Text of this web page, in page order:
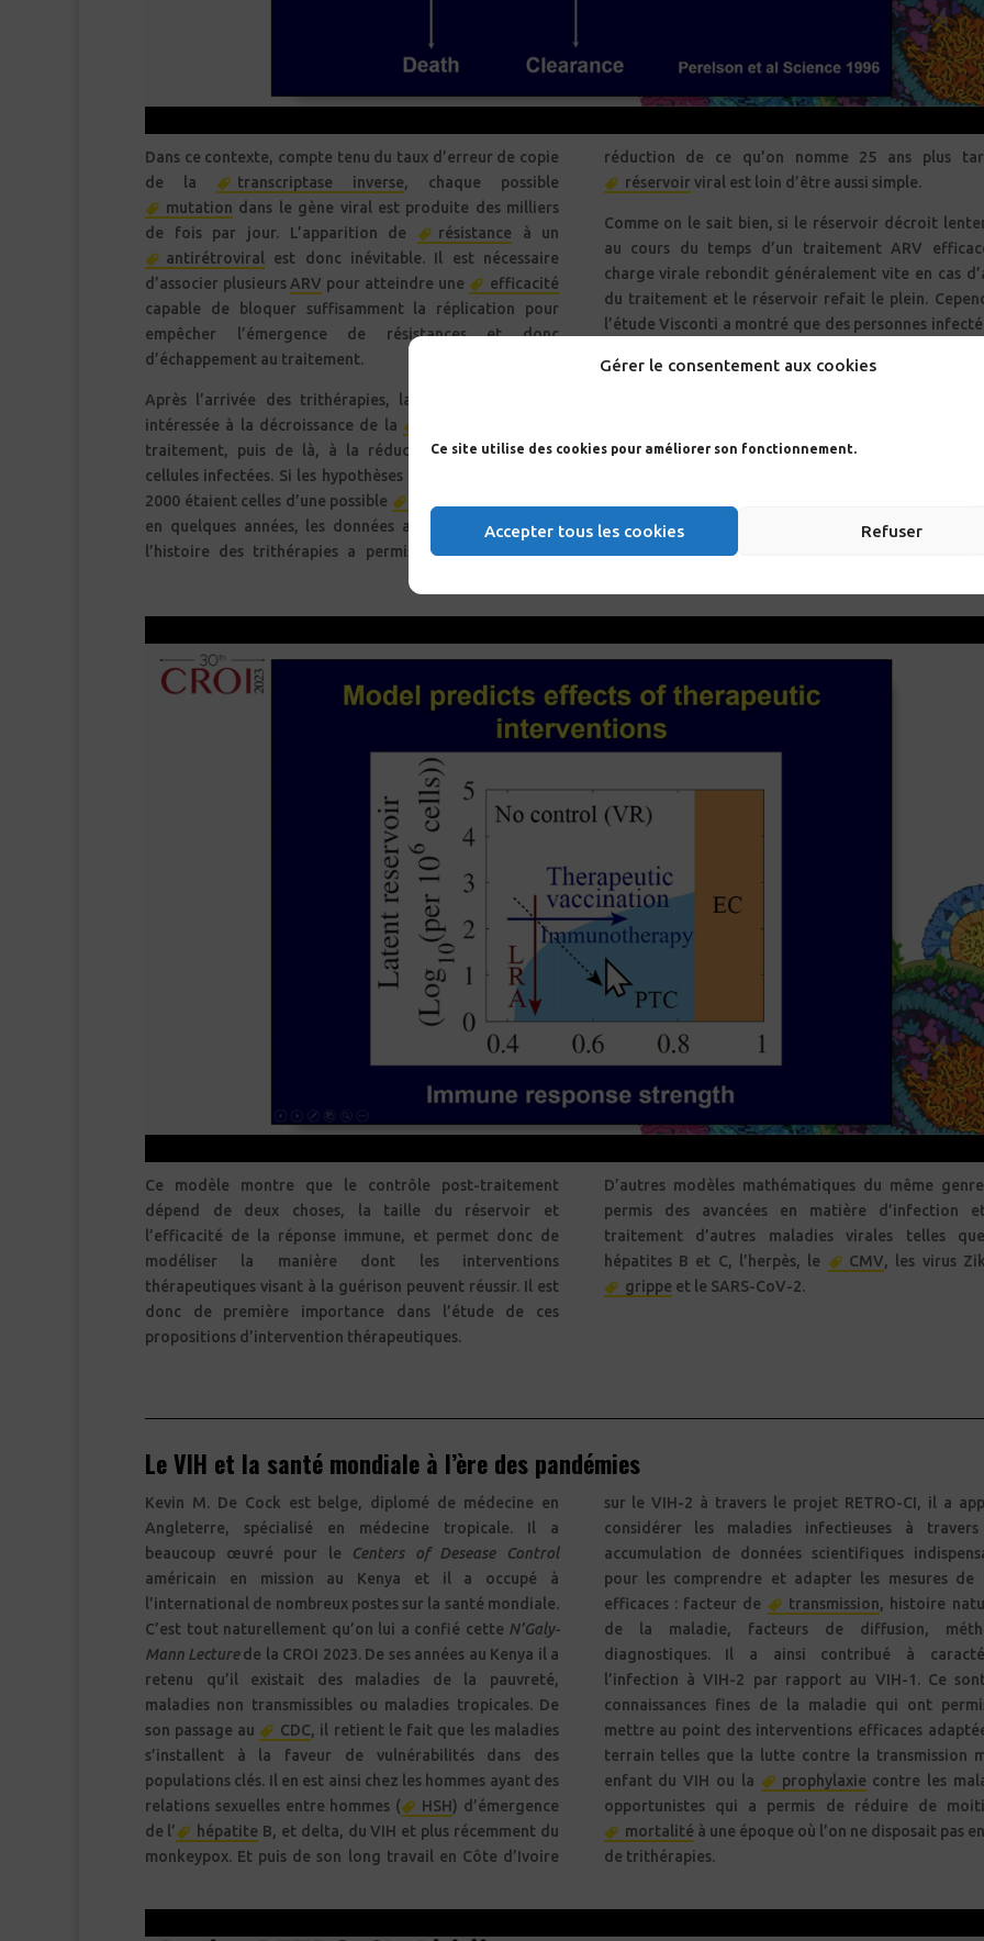
Gérer le consentement aux cookies
Ce site utilise des cookies pour améliorer son fonctionnement.
Accepter tous les cookies Refuser
Dans ce contexte, compte tenu du taux d’erreur de copie
de la
transcriptase inverse, chaque possible
mutation dans le gène viral est produite des milliers
de fois par jour. L’apparition de
résistance à un
antirétroviral
est donc inévitable. Il est nécessaire
d’associer plusieurs ARV pour atteindre une
efficacité
capable de bloquer suffisamment la réplication pour
empêcher l’émergence de résistances et donc
d’échappement au traitement.
Après l’arrivée des trithérapies, la modélisation s’est
intéressée à la décroissance de la
traitement, puis de là, à la réduction du nombre de
cellules infectées. Si les hypothèses du début des années
2000 étaient celles d’une possible
en quelques années, les données accumulées au fil de
l’histoire des trithérapies a permis d’observer que la
réduction de ce qu’on nomme 25 ans plus
réservoir viral est loin d’être aussi simple.
Comme on le sait bien, si le réservoir décroit
au cours du temps d’un traitement ARV
charge virale rebondit généralement vite en cas
du traitement et le réservoir refait le plein.
l’étude Visconti a montré que des personnes
sans traitement après l’avoir arrêté. Elles sont
permis d’établir un modèle basé sur deux
copies/ml ) et la charge virale après arrêt du
(inférieure à 50 copies/ml).
Ce modèle montre que le contrôle post-traitement
dépend de deux choses, la taille du réservoir et
l’efficacité de la réponse immune, et permet donc de
modéliser la manière dont les interventions
thérapeutiques visant à la guérison peuvent réussir. Il est
donc de première importance dans l’étude de ces
propositions d’intervention thérapeutiques.
D’autres modèles mathématiques du même
permis des avancées en matière d’infection
traitement d’autres maladies virales telles
hépatites B et C, l’herpès, le
CMV, les virus
grippe et le SARS-CoV-2.
Le VIH et la santé mondiale à l’ère des pandémies
Kevin M. De Cock est belge, diplomé de médecine en
Angleterre, spécialisé en médecine tropicale. Il a
beaucoup œuvré pour le
Centers of Desease Control
américain en mission au Kenya et il a occupé à
l’international de nombreux postes sur la santé mondiale.
C’est tout naturellement qu’on lui a confié cette N’Galy-
Mann Lecturede la CROI 2023. De ses années au Kenya il a
retenu qu’il existait des maladies de la pauvreté,
maladies non transmissibles ou maladies tropicales. De
son passage au
CDC, il retient le fait que les maladies
s’installent à la faveur de vulnérabilités dans des
populations clés. Il en est ainsi chez les hommes ayant des
relations sexuelles entre hommes (
HSH) d’émergence
de l’
hépatite B, et delta, du VIH et plus récemment du
monkeypox. Et puis de son long travail en Côte d’Ivoire
sur le VIH-2 à travers le projet RETRO-CI, il a
considérer les maladies infectieuses à
accumulation de données scientifiques
pour les comprendre et adapter les mesures de
efficaces : facteur de
transmission, histoire
de la maladie, facteurs de diffusion,
diagnostiques. Il a ainsi contribué à
l’infection à VIH-2 par rapport au VIH-1. Ce
connaissances fines de la maladie qui ont
mettre au point des interventions efficaces
terrain telles que la lutte contre la transmission
enfant du VIH ou la
prophylaxie contre les
opportunistes qui a permis de réduire de
mortalité à une époque où l’on ne disposait pas
de trithérapies.